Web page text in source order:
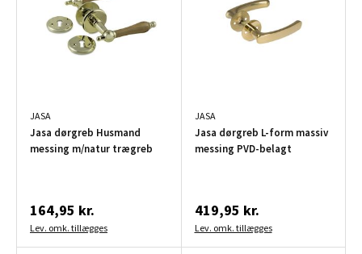
JASA
Jasa dørgreb Husmand
messing m/natur trægreb
164,95 kr.
Lev. omk. tillægges
JASA
Jasa dørgreb L-form massiv
messing PVD-belagt
419,95 kr.
Lev. omk. tillægges